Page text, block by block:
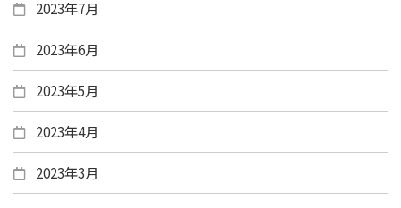
2023年7月
2023年6月
2023年5月
2023年4月
2023年3月